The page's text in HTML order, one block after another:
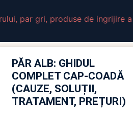
, par gri, produse de ingrijire
PĂR ALB: GHIDUL
COMPLET CAP-COADĂ
(CAUZE, SOLUȚII,
TRATAMENT, PREȚURI)